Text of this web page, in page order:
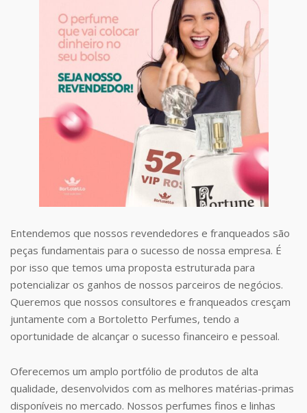
Entendemos que nossos revendedores e franqueados são
peças fundamentais para o sucesso de nossa empresa. É
por isso que temos uma proposta estruturada para
potencializar os ganhos de nossos parceiros de negócios.
Queremos que nossos consultores e franqueados cresçam
juntamente com a Bortoletto Perfumes, tendo a
oportunidade de alcançar o sucesso financeiro e pessoal.
Oferecemos um amplo portfólio de produtos de alta
qualidade, desenvolvidos com as melhores matérias-primas
disponíveis no mercado. Nossos perfumes finos e linhas